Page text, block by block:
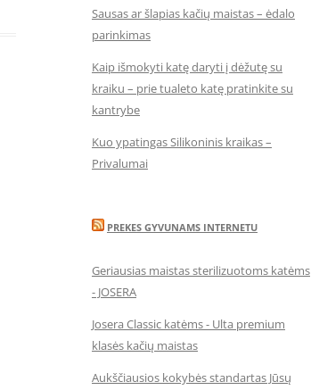
Sausas ar šlapias kačių maistas – ėdalo
parinkimas
Kaip išmokyti katę daryti į dėžutę su
kraiku – prie tualeto katę pratinkite su
kantrybe
Kuo ypatingas Silikoninis kraikas –
Privalumai
PREKES GYVUNAMS INTERNETU
Geriausias maistas sterilizuotoms katėms
- JOSERA
Josera Classic katėms - Ulta premium
klasės kačių maistas
Aukščiausios kokybės standartas Jūsų